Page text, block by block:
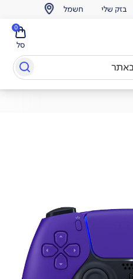
בזק שלי חשמל
סל
0